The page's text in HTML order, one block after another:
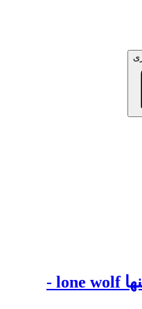
دانلود بازی جذاب گرگ تنها lone wolf -